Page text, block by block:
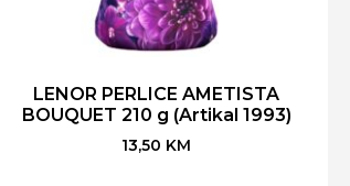
LENOR PERLICE AMETISTA
BOUQUET 210 g (Artikal 1993)
13,50 KM